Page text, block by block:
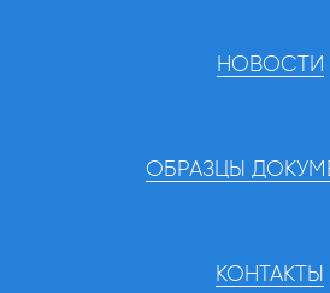
НОВОСТИ
ОБРАЗЦЫ
КОНТАКТЫ